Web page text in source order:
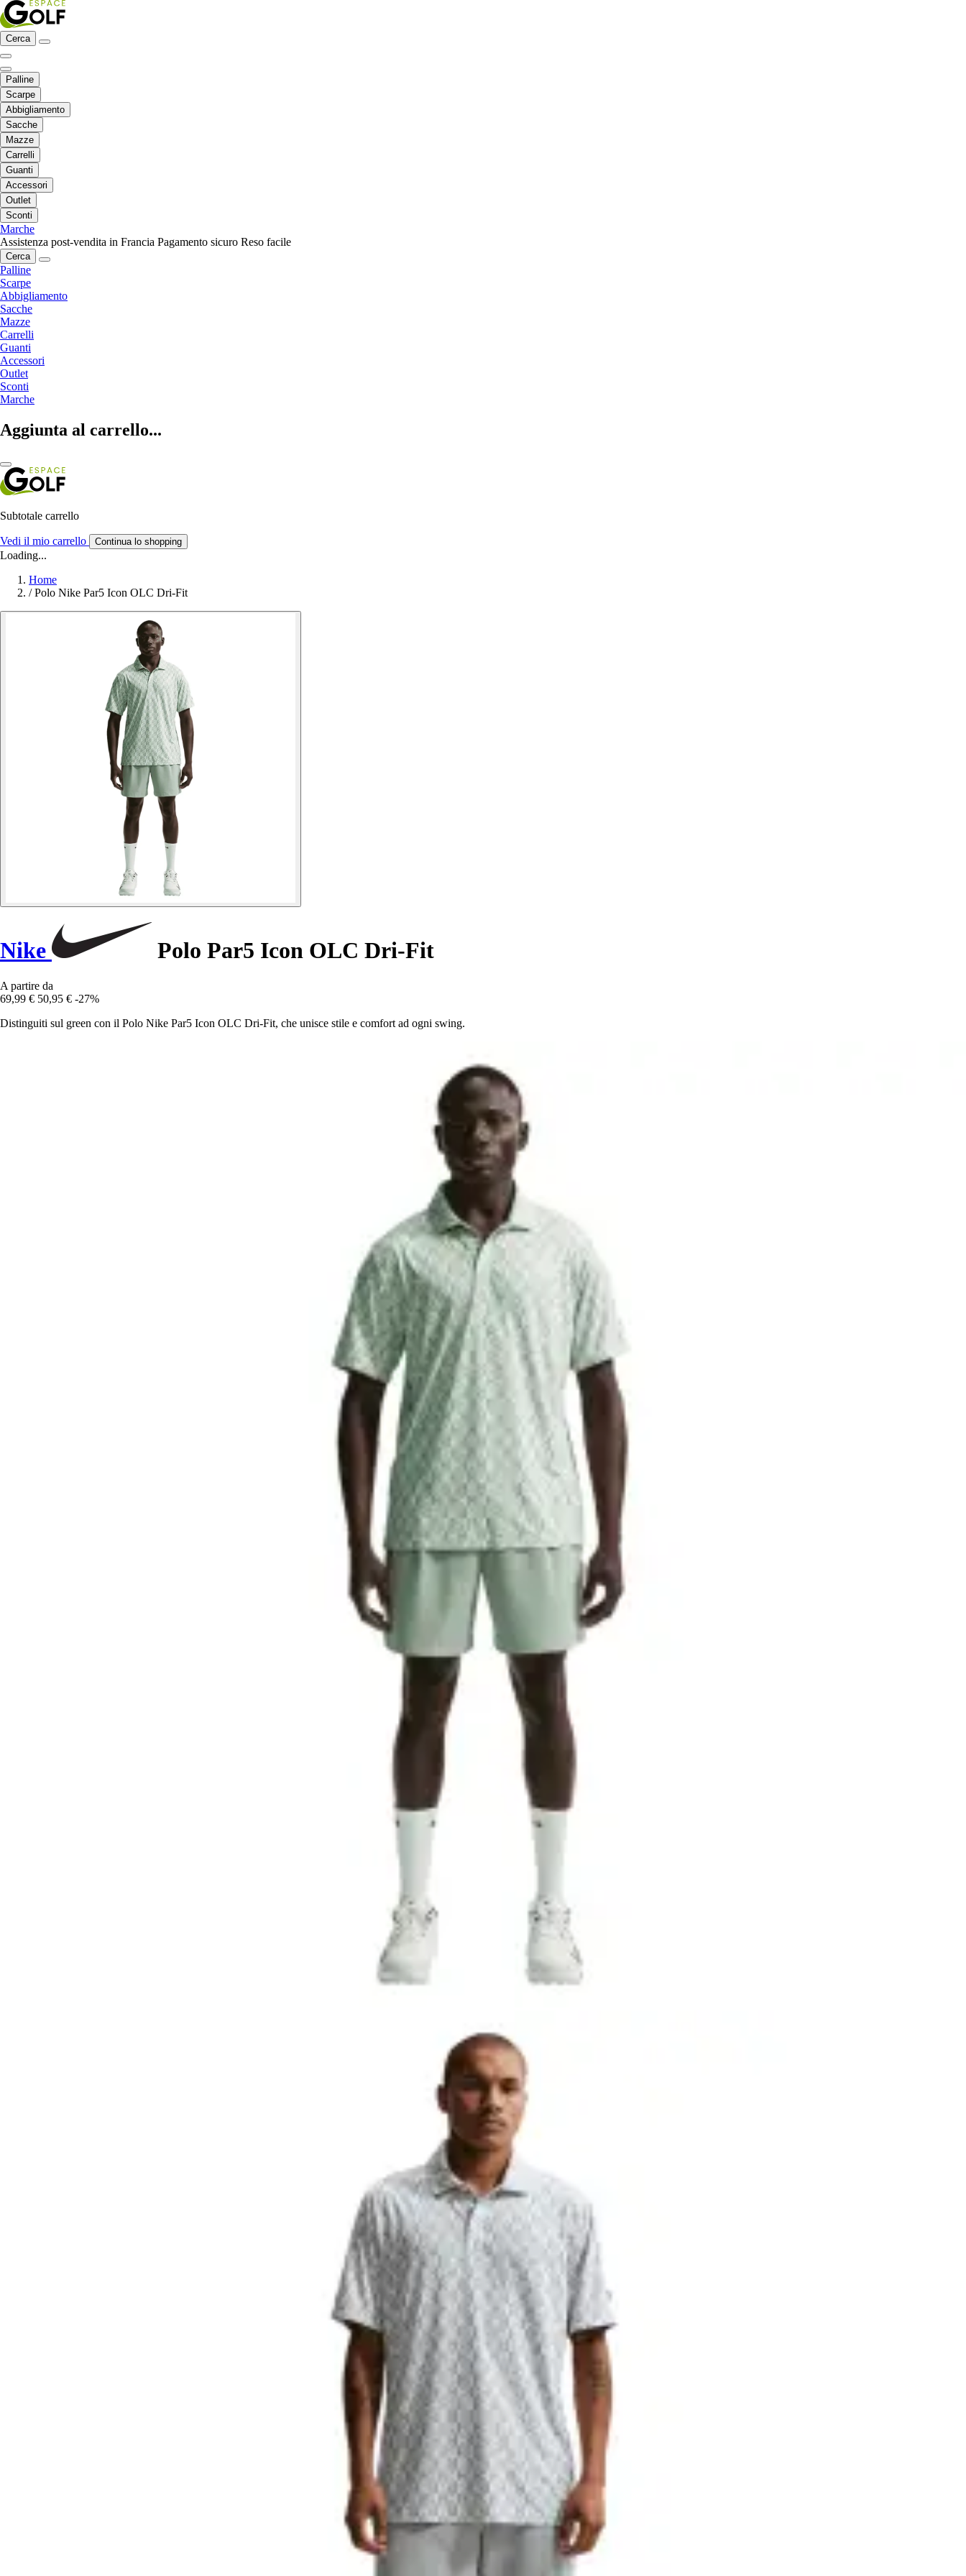
Cerca
Palline
Scarpe
Abbigliamento
Sacche
Mazze
Carrelli
Guanti
Accessori
Outlet
Sconti
Marche
Assistenza post-vendita in Francia Pagamento sicuro Reso facile
Cerca
Palline
Scarpe
Abbigliamento
Sacche
Mazze
Carrelli
Guanti
Accessori
Outlet
Sconti
Marche
Aggiunta al carrello...
Subtotale carrello
Vedi il mio carrello Continua lo shopping
Loading...
Home
/ Polo Nike Par5 Icon OLC Dri-Fit
Nike Polo Par5 Icon OLC Dri-Fit
A partire da
69,99 € 50,95 € -27%
Distinguiti sul green con il Polo Nike Par5 Icon OLC Dri-Fit, che unisce stile e comfort ad ogni swing.